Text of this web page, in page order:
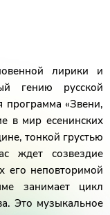
лирики и
гению русской
программа «Звени,
в мир есенинских
тонкой грустью
ждет созвездие
его неповторимой
занимает цикл
Это музыкальное